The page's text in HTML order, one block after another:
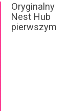
Oryginalny
Nest Hub
pierwszym